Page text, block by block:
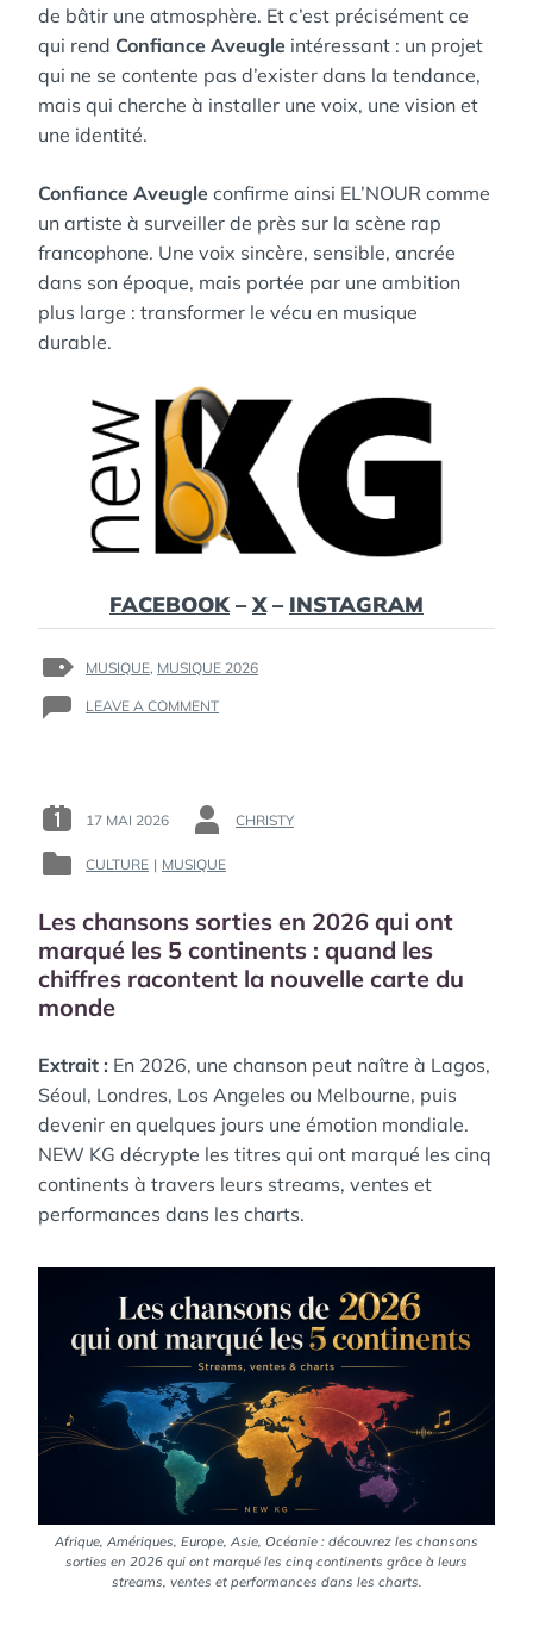
de bâtir une atmosphère. Et c’est précisément ce
qui rend Confiance Aveugle intéressant : un projet
qui ne se contente pas d’exister dans la tendance,
mais qui cherche à installer une voix, une vision et
une identité.
Confiance Aveugle confirme ainsi EL’NOUR comme
un artiste à surveiller de près sur la scène rap
francophone. Une voix sincère, sensible, ancrée
dans son époque, mais portée par une ambition
plus large : transformer le vécu en musique
durable.
FACEBOOK–X– INSTAGRAM
TAGS
MUSIQUE, MUSIQUE 2026
LEAVE A COMMENTON
UN
EP
INTIME
INTROSPECTIF,
MÉLODIES
PLANANTES
POSTED
ON
17 MAI 2026
BY
CHRISTY
POSTED
:
CULTURE | MUSIQUE
Les chansons sorties en 2026 qui ont
marqué les 5 continents : quand les
chiffres racontent la nouvelle carte du
monde
Extrait : En 2026, une chanson peut naître à Lagos,
Séoul, Londres, Los Angeles ou Melbourne, puis
devenir en quelques jours une émotion mondiale.
NEW KG décrypte les titres qui ont marqué les cinq
continents à travers leurs streams, ventes et
performances dans les charts.
Afrique, Amériques, Europe, Asie, Océanie : découvrez les chansons
sorties en 2026 qui ont marqué les cinq continents grâce à leurs
streams, ventes et performances dans les charts.